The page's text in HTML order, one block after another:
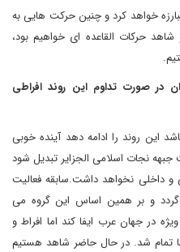
خواهد کرد و چنین حرکت هایی به
حرکات القاعده ای خواهیم بود،
در صورت تداوم این روند افراطی
این روند را ادامه دهد آینده خوبی
نجات اسلامی الجزایر تبدیل شود
داخلی نخواهد داشت.سابقه فعالیت
بازمی گردد و بر همین اساس این گروه می
در جهان عرب ایفا کند اما افراط و
تمام شد. در حال حاضر شاهد هستیم